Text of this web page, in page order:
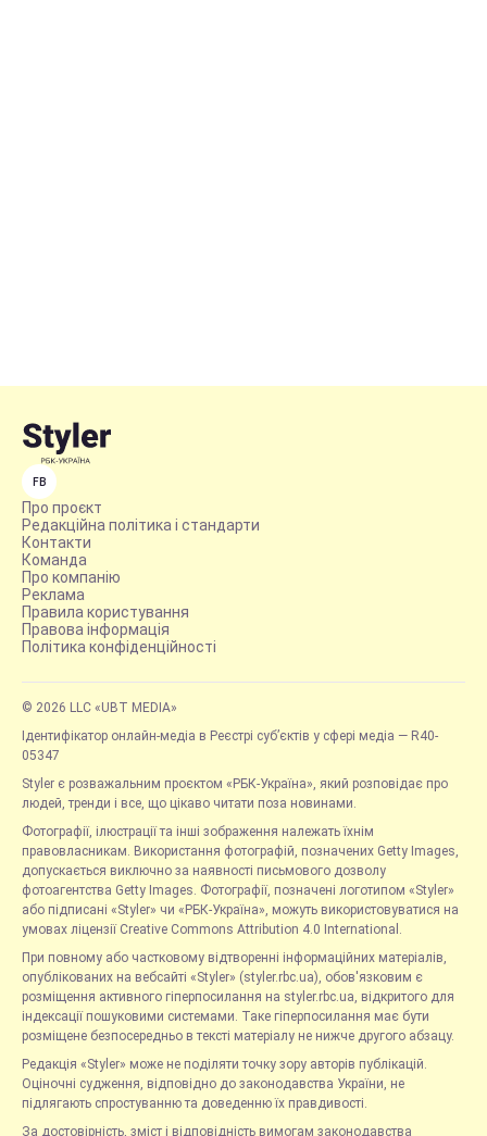
FB
Про проєкт
Редакційна політика і стандарти
Контакти
Команда
Про компанію
Реклама
Правила користування
Правова інформація
Політика конфіденційності
© 2026 LLC «UBT MEDIA»
Ідентифікатор онлайн-медіа в Реєстрі суб’єктів у сфері медіа — R40-
05347
Styler є розважальним проєктом «РБК-Україна», який розповідає про
людей, тренди і все, що цікаво читати поза новинами.
Фотографії, ілюстрації та інші зображення належать їхнім
правовласникам. Використання фотографій, позначених Getty Images,
допускається виключно за наявності письмового дозволу
фотоагентства Getty Images. Фотографії, позначені логотипом «Styler»
або підписані «Styler» чи «РБК-Україна», можуть використовуватися на
умовах ліцензії Creative Commons Attribution 4.0 International.
При повному або частковому відтворенні інформаційних матеріалів,
опублікованих на вебсайті «Styler» (styler.rbc.ua), обов'язковим є
розміщення активного гіперпосилання на styler.rbc.ua, відкритого для
індексації пошуковими системами. Таке гіперпосилання має бути
розміщене безпосередньо в тексті матеріалу не нижче другого абзацу.
Редакція «Styler» може не поділяти точку зору авторів публікацій.
Оціночні судження, відповідно до законодавства України, не
підлягають спростуванню та доведенню їх правдивості.
За достовірність, зміст і відповідність вимогам законодавства